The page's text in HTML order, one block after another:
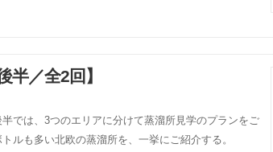
／全2回】
では、3つのエリアに分けて蒸溜所見学のプランをご
ルも多い北欧の蒸溜所を、一挙にご紹介する。